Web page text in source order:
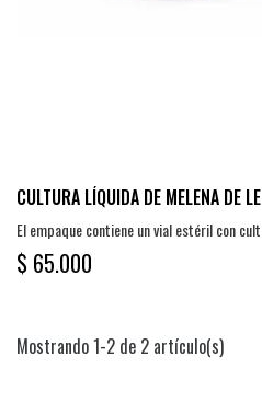
CULTURA LÍQUIDA DE MELENA DE
(HERICIUM ERINACEUS)
El empaque contiene un vial estéril con
10mL (Hericium Erinaceus) combinación de
$ 65.000
Mostrando 1-2 de 2 artículo(s)